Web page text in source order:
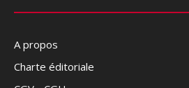
A propos
Charte éditoriale